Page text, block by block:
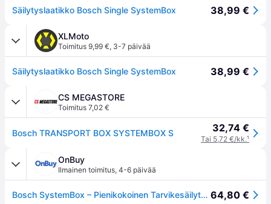
Säilytyslaatikko Bosch Single SystemBox 38,99 €
XLMoto
Toimitus 9,99 €, 3-7 päivää
Säilytyslaatikko Bosch Single SystemBox 38,99 €
CS MEGASTORE
Toimitus 7,02 €
Bosch TRANSPORT BOX SYSTEMBOX S 32,74 €
Tai 5,72 €/kk.¹
OnBuy
Ilmainen toimitus, 4-6 päivää
Bosch SystemBox – Pienikokoinen Tarvikesäilytys S 64,80 €